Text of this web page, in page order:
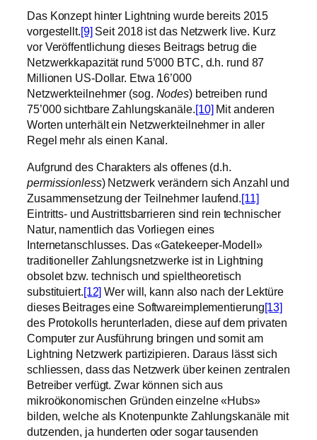
Das Konzept hinter Lightning wurde bereits 2015
vorgestellt.[9]Seit 2018 ist das Netzwerk live. Kurz
vor Veröffentlichung dieses Beitrags betrug die
Netzwerkkapazität rund 5’000 BTC, d.h. rund 87
Millionen US-Dollar. Etwa 16’000
Netzwerkteilnehmer (sog. Nodes) betreiben rund
75’000 sichtbare Zahlungskanäle.[10]Mit anderen
Worten unterhält ein Netzwerkteilnehmer in aller
Regel mehr als einen Kanal.
Aufgrund des Charakters als offenes (d.h.
permissionless) Netzwerk verändern sich Anzahl und
Zusammensetzung der Teilnehmer laufend.[11]
Eintritts- und Austrittsbarrieren sind rein technischer
Natur, namentlich das Vorliegen eines
Internetanschlusses. Das «Gatekeeper-Modell»
traditioneller Zahlungsnetzwerke ist in Lightning
obsolet bzw. technisch und spieltheoretisch
substituiert.[12] Wer will, kann also nach der Lektüre
dieses Beitrages eine Softwareimplementierung[13]
des Protokolls herunterladen, diese auf dem privaten
Computer zur Ausführung bringen und somit am
Lightning Netzwerk partizipieren. Daraus lässt sich
schliessen, dass das Netzwerk über keinen zentralen
Betreiber verfügt. Zwar können sich aus
mikroökonomischen Gründen einzelne «Hubs»
bilden, welche als Knotenpunkte Zahlungskanäle mit
dutzenden, ja hunderten oder sogar tausenden